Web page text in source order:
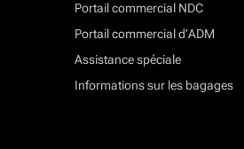
Portail commercial NDC
Portail commercial d’ADM
Assistance spéciale
Informations sur les bagages